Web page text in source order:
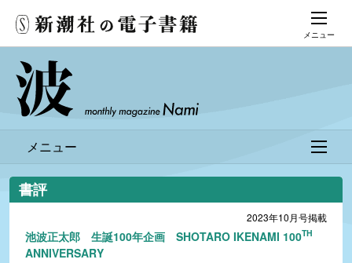
メニュー
メニュー
書評
2023年10月号掲載
池波正太郎 生誕100年企画 SHOTARO IKENAMI 100TH
ANNIVERSARY